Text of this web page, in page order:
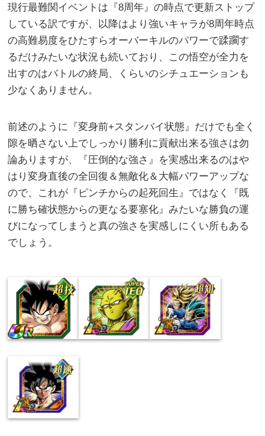
現行最難関イベントは『8周年』の時点で更新ストップ
している訳ですが、以降はより強いキャラが8周年時点
の高難易度をひたすらオーバーキルのパワーで蹂躙す
るだけみたいな状況も続いており、この悟空が全力を
出すのはバトルの終局、くらいのシチュエーションも
少なくありません。
前述のように『変身前+スタンバイ状態』だけでも全く
隙を晒さない上でしっかり勝利に貢献出来る強さは勿
論ありますが、『圧倒的な強さ』を実感出来るのはや
はり変身直後の全回復＆無敵化＆大幅パワーアップな
ので、これが『ピンチからの起死回生』ではなく『既
に勝ち確状態からの更なる要塞化』みたいな勝負の運
びになってしまうと真の強さを実感しにくい所もある
でしょう。